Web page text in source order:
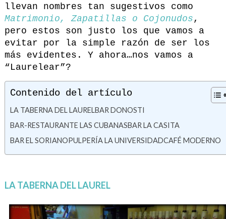
llevan nombres tan sugestivos como
Matrimonio, Zapatillas o Cojonudos ,
pero estos son justo los que vamos a
evitar por la simple razón de ser los
más evidentes. Y ahora…nos vamos a
“Laurelear”?
Contenido del artículo
LA TABERNA DEL LAURELBAR DONOSTI
BAR-RESTAURANTE LAS CUBANASBAR LA CASITA
BAR EL SORIANOPULPERÍA LA UNIVERSIDADCAFÉ MODERNO
LA TABERNA DEL LAUREL